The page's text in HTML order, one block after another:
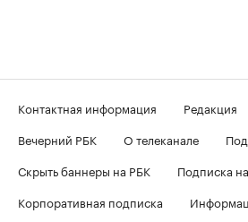
Контактная информация Редакция
Вечерний РБК
О телеканале
Скрыть баннеры на РБК
Подписка
Корпоративная подписка